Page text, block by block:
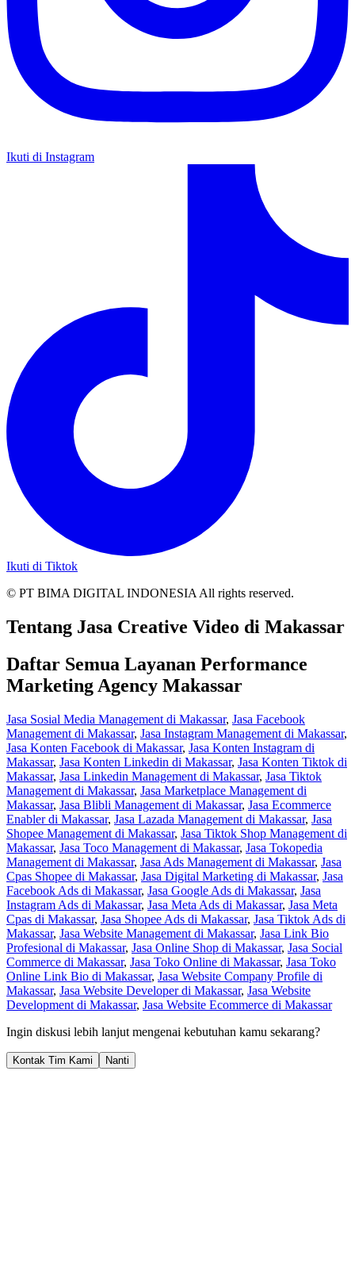
Ikuti di Instagram
Ikuti di Tiktok
© PT BIMA DIGITAL INDONESIA All rights reserved.
Tentang Jasa Creative Video di Makassar
Daftar Semua Layanan Performance
Marketing Agency Makassar
Jasa Sosial Media Management di Makassar, Jasa Facebook
Management di Makassar, Jasa Instagram Management di Makassar,
Jasa Konten Facebook di Makassar, Jasa Konten Instagram di
Makassar, Jasa Konten Linkedin di Makassar, Jasa Konten Tiktok di
Makassar, Jasa Linkedin Management di Makassar, Jasa Tiktok
Management di Makassar, Jasa Marketplace Management di
Makassar, Jasa Blibli Management di Makassar, Jasa Ecommerce
Enabler di Makassar, Jasa Lazada Management di Makassar, Jasa
Shopee Management di Makassar, Jasa Tiktok Shop Management di
Makassar, Jasa Toco Management di Makassar, Jasa Tokopedia
Management di Makassar, Jasa Ads Management di Makassar, Jasa
Cpas Shopee di Makassar, Jasa Digital Marketing di Makassar, Jasa
Facebook Ads di Makassar, Jasa Google Ads di Makassar, Jasa
Instagram Ads di Makassar, Jasa Meta Ads di Makassar, Jasa Meta
Cpas di Makassar, Jasa Shopee Ads di Makassar, Jasa Tiktok Ads di
Makassar, Jasa Website Management di Makassar, Jasa Link Bio
Profesional di Makassar, Jasa Online Shop di Makassar, Jasa Social
Commerce di Makassar, Jasa Toko Online di Makassar, Jasa Toko
Online Link Bio di Makassar, Jasa Website Company Profile di
Makassar, Jasa Website Developer di Makassar, Jasa Website
Development di Makassar, Jasa Website Ecommerce di Makassar
Ingin diskusi lebih lanjut mengenai kebutuhan kamu sekarang?
Kontak Tim Kami Nanti